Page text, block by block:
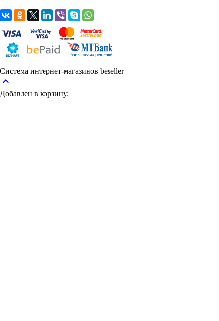
Система интернет-магазинов beseller
keyboard_arrow_up
Добавлен в корзину: